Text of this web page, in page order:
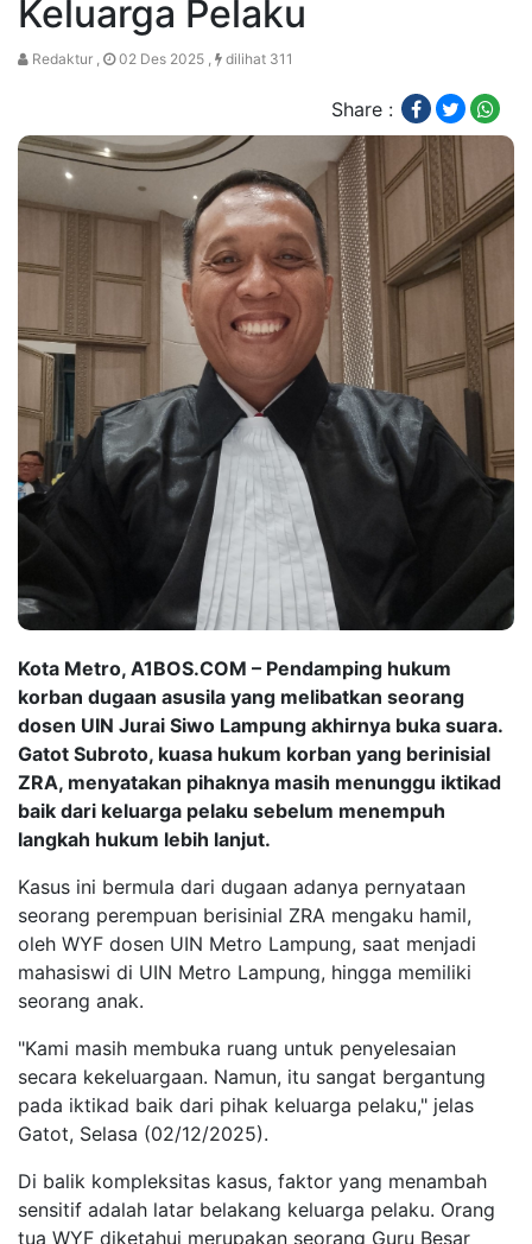
Keluarga Pelaku
Redaktur , 02 Des 2025 , dilihat 311
Share :
Kota Metro, A1BOS.COM – Pendamping hukum
korban dugaan asusila yang melibatkan seorang
dosen UIN Jurai Siwo Lampung akhirnya buka suara.
Gatot Subroto, kuasa hukum korban yang berinisial
ZRA, menyatakan pihaknya masih menunggu iktikad
baik dari keluarga pelaku sebelum menempuh
langkah hukum lebih lanjut.
Kasus ini bermula dari dugaan adanya pernyataan
seorang perempuan berisinial ZRA mengaku hamil,
oleh WYF dosen UIN Metro Lampung, saat menjadi
mahasiswi di UIN Metro Lampung, hingga memiliki
seorang anak.
"Kami masih membuka ruang untuk penyelesaian
secara kekeluargaan. Namun, itu sangat bergantung
pada iktikad baik dari pihak keluarga pelaku," jelas
Gatot, Selasa (02/12/2025).
Di balik kompleksitas kasus, faktor yang menambah
sensitif adalah latar belakang keluarga pelaku. Orang
tua WYF diketahui merupakan seorang Guru Besar